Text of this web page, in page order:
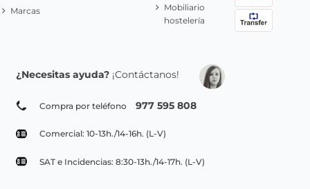
Marcas
Mobiliario
hostelería
¿Necesitas ayuda? ¡Contáctanos!
Compra por teléfono 977 595 808
Comercial: 10-13h./14-16h. (L-V)
SAT e Incidencias: 8:30-13h./14-17h. (L-V)